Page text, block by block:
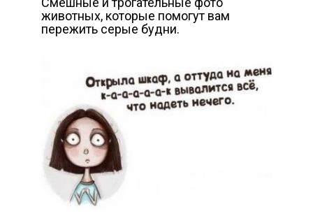
животных, которые помогут вам
пережить серые будни.